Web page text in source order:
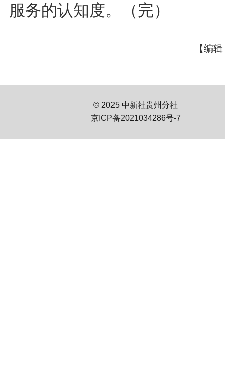
服务的认知度。（完）
【编
© 2025 中新社贵州分社
京ICP备2021034286号-7